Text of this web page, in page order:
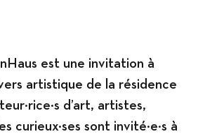
est une invitation à
artistique de la résidence
d’art, artistes,
curieux·ses sont invité·e·s à